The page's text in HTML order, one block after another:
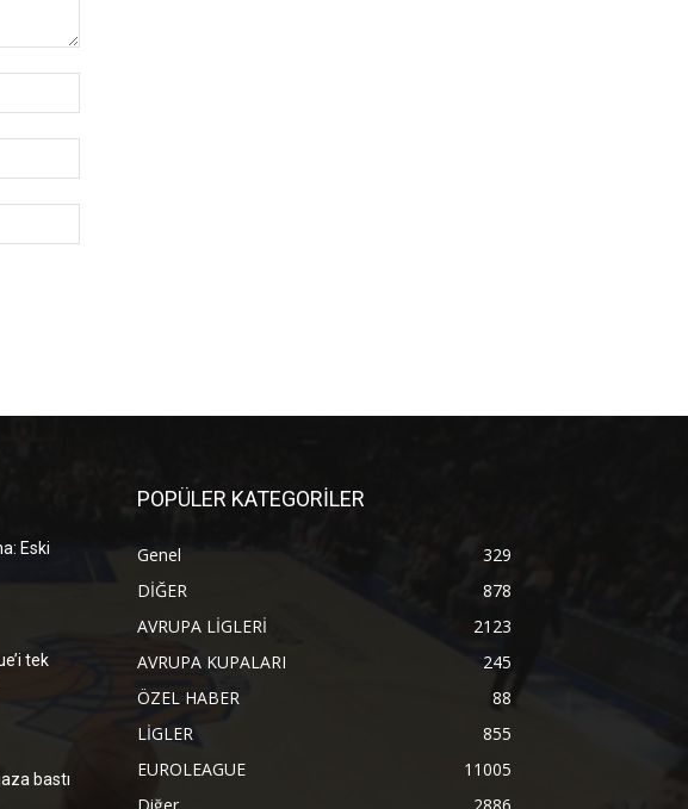
Posta:*
Eski
tek
bastı
POPÜLER KATEGORİLER
Genel
329
DİĞER
878
AVRUPA LİGLERİ
2123
AVRUPA KUPALARI
245
ÖZEL HABER
88
LİGLER
855
EUROLEAGUE
11005